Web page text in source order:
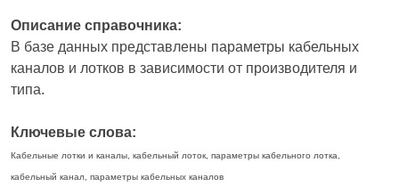
Описание справочника:
В базе данных представлены параметры кабельных
каналов и лотков в зависимости от производителя и
типа.
Ключевые слова:
Кабельные лотки и каналы, кабельный лоток, параметры кабельного лотка,
кабельный канал, параметры кабельных каналов